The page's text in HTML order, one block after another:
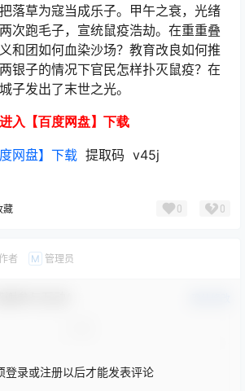
落草为寇当成乐子。甲午之衰，光绪
次跑毛子，宣统鼠疫浩劫。在重重叠
和团如何血染沙场？教育改良如何推
银子的情况下官民怎样扑灭鼠疫？在
子发出了末世之光。
入【百度网盘】下载
网盘】下载 提取码 v45j
藏 0 0
者 M 管理员
登录或注册以后才能发表评论